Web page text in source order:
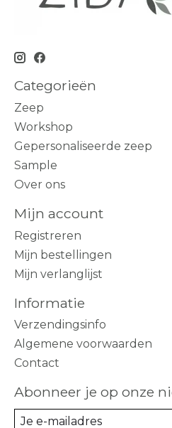
Categorieën
Zeep
Workshop
Gepersonaliseerde zeep
Sample
Over ons
Mijn account
Registreren
Mijn bestellingen
Mijn verlanglijst
Informatie
Verzendingsinfo
Algemene voorwaarden
Contact
Abonneer je op onze